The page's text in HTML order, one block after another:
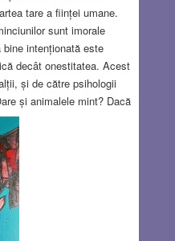
tare a ființei umane.
sunt imorale
intenționată este
decât onestitatea. Acest
și de către psihologii
și animalele mint? Dacă
pozitiv, înseamnă
scara revoluționară, mult
posibil, ca un
Read more…